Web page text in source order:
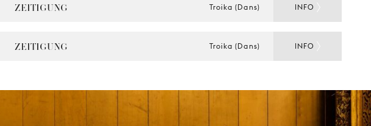
ZEITIGUNG Troika (Dans) INFO
ZEITIGUNG Troika (Dans) INFO